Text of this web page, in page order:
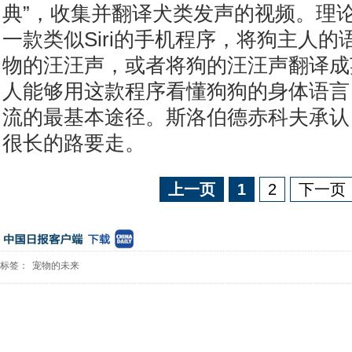
典”，收集并翻译犬类发声的视频。理
一款类似Siri的手机程序，将狗主人的
物的汪汪声，或者将狗的汪汪声翻译
人能够用这款程序看懂狗狗的身体语
流的最基本途径。斯洛伯德赤科夫承
很长的路要走。
上一页 1 2 下一页
标签： 宠物的未来